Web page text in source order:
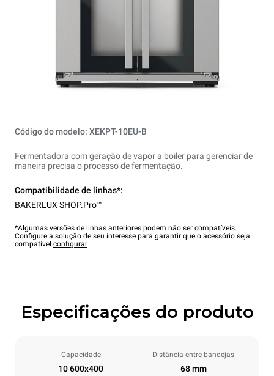
Código do modelo: XEKPT-10EU-B
Fermentadora com geração de vapor a boiler para gerenciar de
maneira precisa o processo de fermentação.
Compatibilidade de linhas*:
BAKERLUX SHOP.Pro™
*Algumas versões de linhas anteriores podem não ser compatíveis.
Configure a solução de seu interesse para garantir que o acessório seja
compatível.configurar
Especificações do produto
Capacidade
10 600x400
Distância entre bandejas
68 mm